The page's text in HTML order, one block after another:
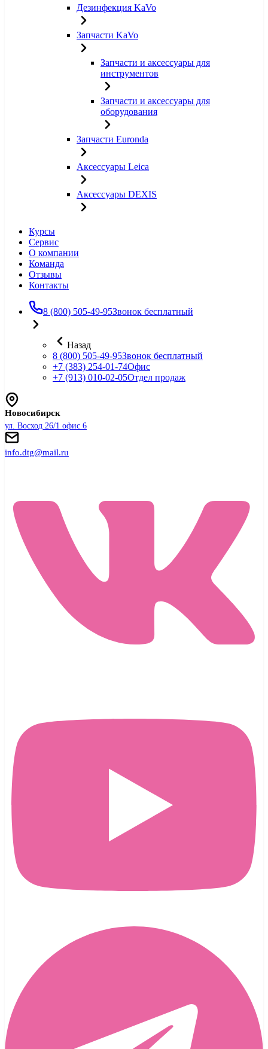
Дезинфекция KaVo
Запчасти KaVo
Запчасти и аксессуары для
инструментов
Запчасти и аксессуары для
оборудования
Запчасти Euronda
Аксессуары Leica
Аксессуары DEXIS
Курсы
Сервис
О компании
Команда
Отзывы
Контакты
8 (800) 505-49-95Звонок бесплатный
Назад
8 (800) 505-49-95Звонок бесплатный
+7 (383) 254-01-74Офис
+7 (913) 010-02-05Отдел продаж
Новосибирск
ул. Восход 26/1 офис 6
info.dtg@mail.ru